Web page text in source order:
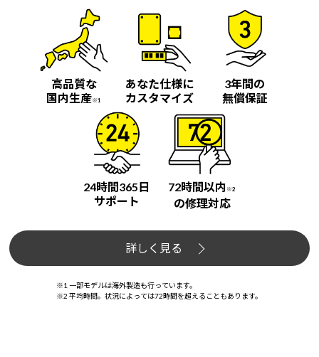
高品質な
国内生産※1
あなた仕様に
カスタマイズ
3年間の
無償保証
24時間365日
サポート
72時間以内 ※2
の修理対応
詳しく見る
※1 一部モデルは海外製造も行っています。
※2 平均時間。状況によっては72時間を超えることもあります。